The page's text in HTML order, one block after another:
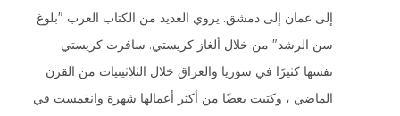
إلى عمان إلى دمشق. يروي العديد من الكتاب العرب "بلوغ
سن الرشد" من خلال ألغاز كريستي. سافرت كريستي
نفسها كثيرًا في سوريا والعراق خلال الثلاثينيات من القرن
الماضي ، وكتبت بعضًا من أكثر أعمالها شهرة وانغمست في